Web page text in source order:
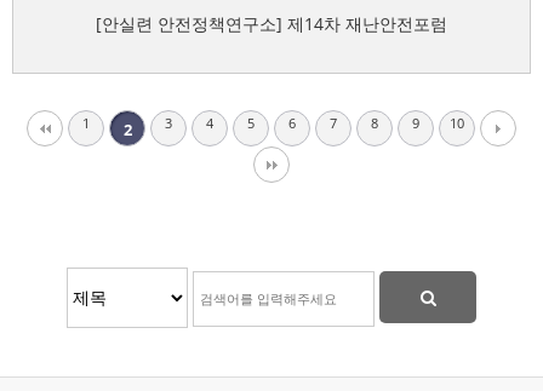
[안실련 안전정책연구소] 제14차 재난안전포럼
1 2 3 4 5 6 7 8 9 10